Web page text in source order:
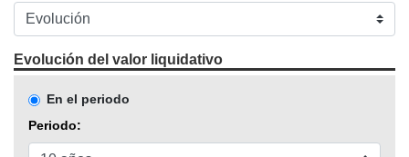
Evolución del valor liquidativo
En el periodo
Periodo: